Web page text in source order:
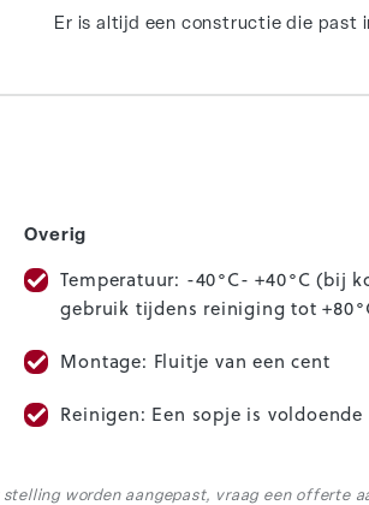
Er is altijd een constructie die past
Overig
Temperatuur: -40°C- +40°C (bij
gebruik tijdens reiniging tot
Montage: Fluitje van een cent
Reinigen: Een sopje is voldoende
worden aangepast, vraag een offerte